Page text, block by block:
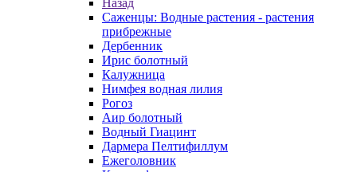
Назад
Саженцы: Водные растения - растения
прибрежные
Дербенник
Ирис болотный
Калужница
Нимфея водная лилия
Рогоз
Аир болотный
Водный Гиацинт
Дармера Пелтифиллум
Ежеголовник